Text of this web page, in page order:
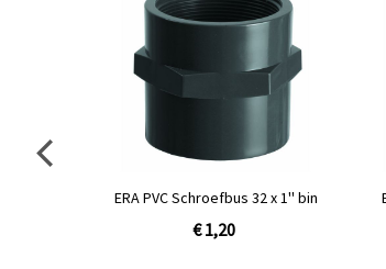
ERA PVC Schroefbus 40 x 1¼''
€ 1,40